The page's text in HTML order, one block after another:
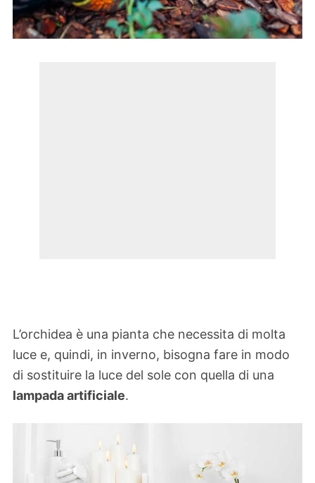
L’orchidea è una pianta che necessita di molta
luce e, quindi, in inverno, bisogna fare in modo
di sostituire la luce del sole con quella di una
lampada artificiale.